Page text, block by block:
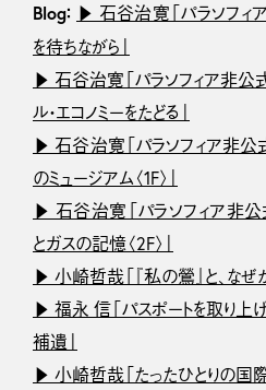
Blog： ▶ 石谷治寛「パラソフィ
を待ちながら」
▶ 石谷治寛「パラソフィア非
ル・エコノミーをたどる」
▶ 石谷治寛「パラソフィア非
のミュージアム〈1F〉」
▶ 石谷治寛「パラソフィア非
とガスの記憶〈2F〉」
▶ 小崎哲哉「『私の鶯』と、なぜ
▶ 福永 信「パスポートを取り上
補遺」
▶ 小崎哲哉「たったひとりの国際